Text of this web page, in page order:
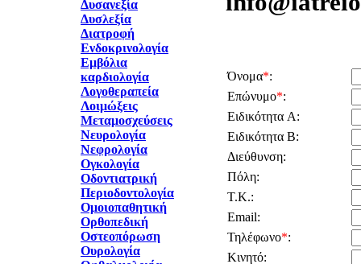
Δυσανεξία
Δυσλεξία
Διατροφή
Ενδοκρινολογία
Εμβόλια
καρδιολογία
Λογοθεραπεία
Λοιμώξεις
Μεταμοσχεύσεις
Νευρολογία
Νεφρολογία
Ογκολογία
Οδοντιατρική
Περιοδοντολογία
Ομοιοπαθητική
Ορθοπεδική
Οστεοπόρωση
Ουρολογία
Όνομα*:
Επώνυμο*:
Ειδικότητα A:
Ειδικότητα B:
Διεύθυνση:
Πόλη:
Τ.Κ.:
Email:
Τηλέφωνο*:
Κινητό: